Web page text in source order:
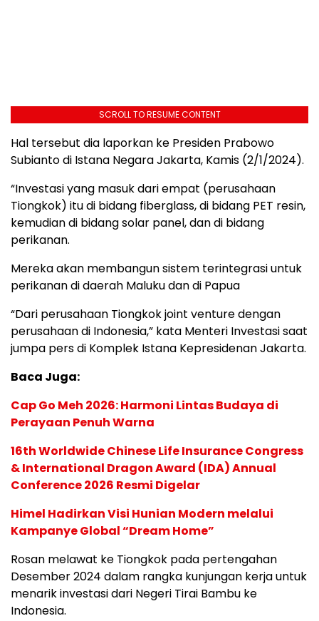
SCROLL TO RESUME CONTENT
Hal tersebut dia laporkan ke Presiden Prabowo
Subianto di Istana Negara Jakarta, Kamis (2/1/2024).
“Investasi yang masuk dari empat (perusahaan
Tiongkok) itu di bidang fiberglass, di bidang PET resin,
kemudian di bidang solar panel, dan di bidang
perikanan.
Mereka akan membangun sistem terintegrasi untuk
perikanan di daerah Maluku dan di Papua
“Dari perusahaan Tiongkok joint venture dengan
perusahaan di Indonesia,” kata Menteri Investasi saat
jumpa pers di Komplek Istana Kepresidenan Jakarta.
Baca Juga:
Cap Go Meh 2026: Harmoni Lintas Budaya di
Perayaan Penuh Warna
16th Worldwide Chinese Life Insurance Congress
& International Dragon Award (IDA) Annual
Conference 2026 Resmi Digelar
Himel Hadirkan Visi Hunian Modern melalui
Kampanye Global “Dream Home”
Rosan melawat ke Tiongkok pada pertengahan
Desember 2024 dalam rangka kunjungan kerja untuk
menarik investasi dari Negeri Tirai Bambu ke
Indonesia.